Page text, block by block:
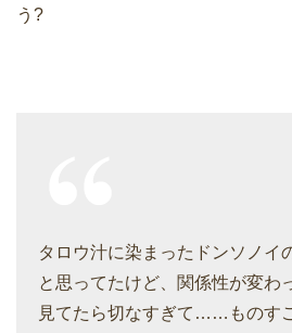
う?
タロウ汁に染まったドンソノイ
と思ってたけど、関係性が変わ
見てたら切なすぎて……ものす